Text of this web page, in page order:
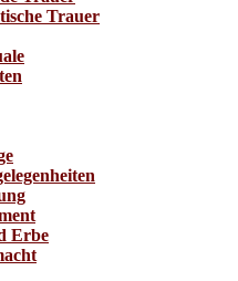
Trauer
Erbe